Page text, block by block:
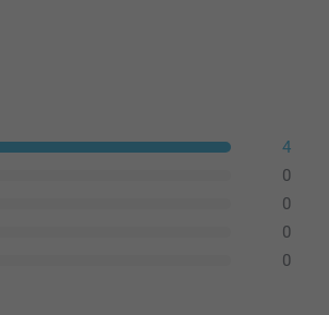
4
0
0
0
0